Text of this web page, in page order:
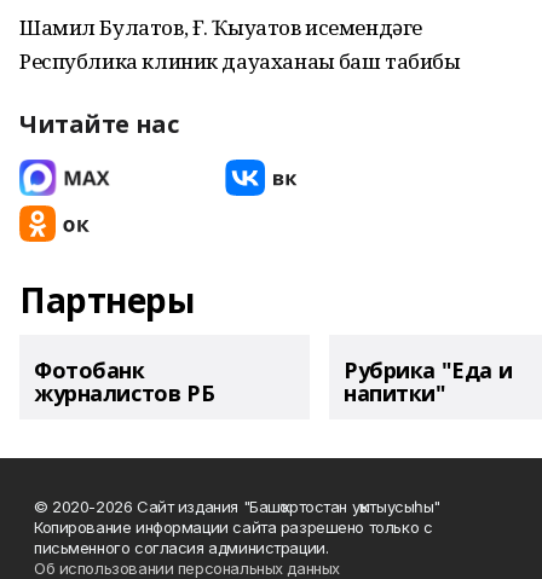
Шамил Булатов, Ғ. Ҡыуатов исемендәге
Республика клиник дауаханаһы баш табибы
Читайте нас
Партнеры
Фотобанк
журналистов РБ
Рубрика "Еда и
напитки"
© 2020-2026 Сайт издания "Башҡортостан уҡытыусыһы"
Копирование информации сайта разрешено только с
письменного согласия администрации.
Об использовании персональных данных